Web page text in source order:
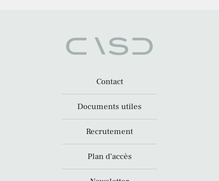
Contact
Documents utiles
Recrutement
Plan d’accès